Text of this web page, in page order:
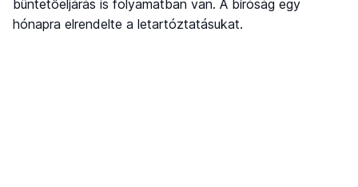
büntetőeljárás is folyamatban van. A bíróság egy
hónapra elrendelte a letartóztatásukat.